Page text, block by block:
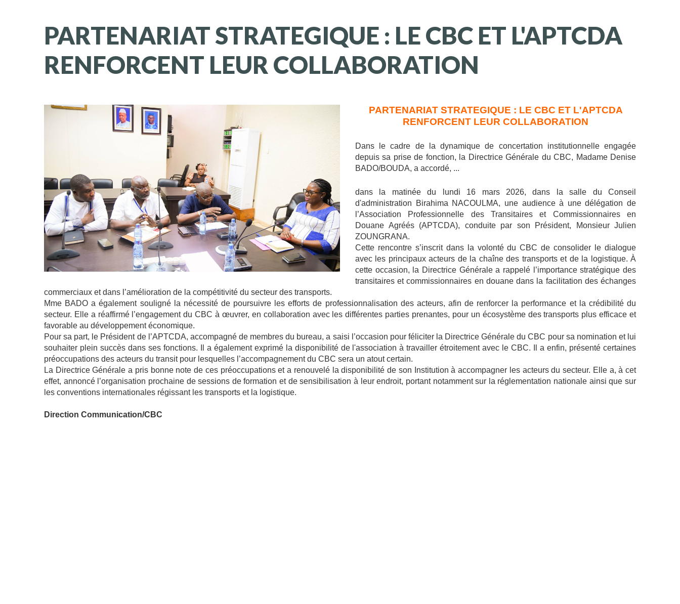
PARTENARIATSTRATEGIQUE : LECBC ET L'APTCDA
RENFORCENT LEUR COLLABORATION
PARTENARIAT STRATEGIQUE : LE CBC ET L'APTCDA
RENFORCENT LEUR COLLABORATION
Dans le cadre de la dynamique de concertation institutionnelle engagée
depuis sa prise de fonction, la Directrice Générale du CBC, Madame Denise
BADO/BOUDA, a accordé, ...
dans la matinée du lundi 16 mars 2026, dans la salle du Conseil
d'administration Birahima NACOULMA, une audience à une délégation de
l’Association Professionnelle des Transitaires et Commissionnaires en
Douane Agréés (APTCDA), conduite par son Président, Monsieur Julien
ZOUNGRANA.
Cette rencontre s’inscrit dans la volonté du CBC de consolider le dialogue
avec les principaux acteurs de la chaîne des transports et de la logistique. À
cette occasion, la Directrice Générale a rappelé l’importance stratégique des
transitaires et commissionnaires en douane dans la facilitation des échanges
commerciaux et dans l’amélioration de la compétitivité du secteur des transports.
Mme BADO a également souligné la nécessité de poursuivre les efforts de professionnalisation des acteurs, afin de renforcer la performance et la crédibilité du
secteur. Elle a réaffirmé l’engagement du CBC à œuvrer, en collaboration avec les différentes parties prenantes, pour un écosystème des transports plus efficace et
favorable au développement économique.
Pour sa part, le Président de l’APTCDA, accompagné de membres du bureau, a saisi l’occasion pour féliciter la Directrice Générale du CBC pour sa nomination et lui
souhaiter plein succès dans ses fonctions. Il a également exprimé la disponibilité de l'association à travailler étroitement avec le CBC. Il a enfin, présenté certaines
préoccupations des acteurs du transit pour lesquelles l’accompagnement du CBC sera un atout certain.
La Directrice Générale a pris bonne note de ces préoccupations et a renouvelé la disponibilité de son Institution à accompagner les acteurs du secteur. Elle a, à cet
effet, annoncé l’organisation prochaine de sessions de formation et de sensibilisation à leur endroit, portant notamment sur la réglementation nationale ainsi que sur
les conventions internationales régissant les transports et la logistique.
Direction Communication/CBC